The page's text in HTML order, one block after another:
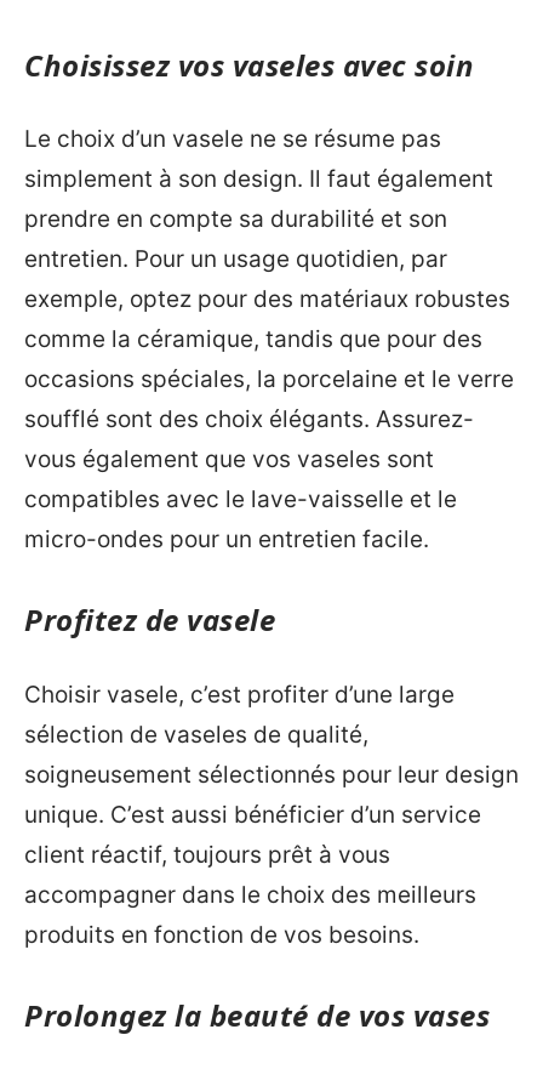
Choisissez vos vaseles avec soin
Le choix d’un vasele ne se résume pas
simplement à son design. Il faut également
prendre en compte sa durabilité et son
entretien. Pour un usage quotidien, par
exemple, optez pour des matériaux robustes
comme la céramique, tandis que pour des
occasions spéciales, la porcelaine et le verre
soufflé sont des choix élégants. Assurez-
vous également que vos vaseles sont
compatibles avec le lave-vaisselle et le
micro-ondes pour un entretien facile.
Profitez de vasele
Choisir vasele, c’est profiter d’une large
sélection de vaseles de qualité,
soigneusement sélectionnés pour leur design
unique. C’est aussi bénéficier d’un service
client réactif, toujours prêt à vous
accompagner dans le choix des meilleurs
produits en fonction de vos besoins.
Prolongez la beauté de vos vases